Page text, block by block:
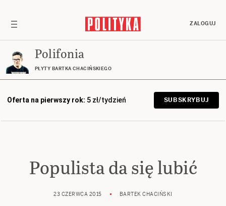
ZALOGUJ
Polifonia
PŁYTY BARTKA CHACIŃSKIEGO
Oferta na pierwszy rok: 5 zł/tydzień SUBSKRYBUJ
Populista da się lubić
23 CZERWCA 2015 BARTEK CHACIŃSKI